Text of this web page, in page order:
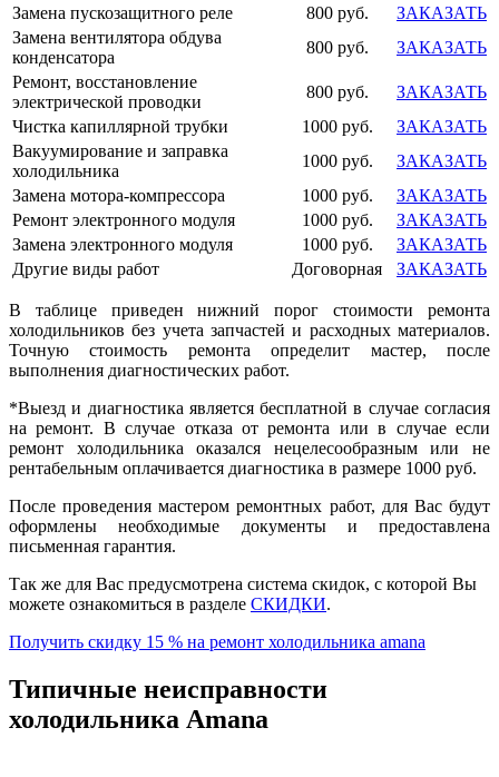
Замена пускозащитного реле 800 руб.
ЗАКАЗАТЬ
Замена вентилятора обдува
конденсатора
800 руб.
ЗАКАЗАТЬ
Ремонт, восстановление
электрической проводки
800 руб.
ЗАКАЗАТЬ
Чистка капиллярной трубки
1000 руб.
ЗАКАЗАТЬ
Вакуумирование и заправка
холодильника
1000 руб.
ЗАКАЗАТЬ
Замена мотора-компрессора
1000 руб.
ЗАКАЗАТЬ
Ремонт электронного модуля
1000 руб.
ЗАКАЗАТЬ
Замена электронного модуля
1000 руб.
ЗАКАЗАТЬ
Другие виды работ
Договорная ЗАКАЗАТЬ
В таблице приведен нижний порог стоимости ремонта
холодильников без учета запчастей и расходных материалов.
Точную стоимость ремонта определит мастер, после
выполнения диагностических работ.
*Выезд и диагностика является бесплатной в случае согласия
на ремонт. В случае отказа от ремонта или в случае если
ремонт холодильника оказался нецелесообразным или не
рентабельным оплачивается диагностика в размере 1000 руб.
После проведения мастером ремонтных работ, для Вас будут
оформлены необходимые документы и предоставлена
письменная гарантия.
Так же для Вас предусмотрена система скидок, с которой Вы
можете ознакомиться в разделе СКИДКИ.
Получить скидку 15 % на ремонт холодильника amana
Типичные неисправности
холодильника Amana